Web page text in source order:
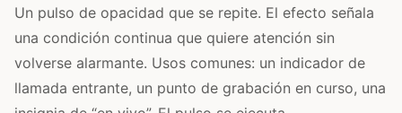
Un pulso de opacidad que se repite. El efecto señala
una condición continua que quiere atención sin
volverse alarmante. Usos comunes: un indicador de
llamada entrante, un punto de grabación en curso, una